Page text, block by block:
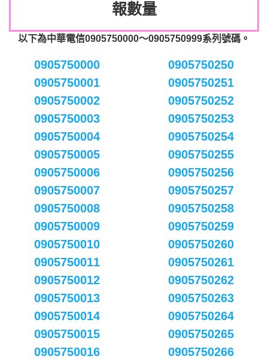
報數量
以下為中華電信0905750000～0905750999系列號碼。
0905750000
0905750001
0905750002
0905750003
0905750004
0905750005
0905750006
0905750007
0905750008
0905750009
0905750010
0905750011
0905750012
0905750013
0905750014
0905750015
0905750016
0905750250
0905750251
0905750252
0905750253
0905750254
0905750255
0905750256
0905750257
0905750258
0905750259
0905750260
0905750261
0905750262
0905750263
0905750264
0905750265
0905750266